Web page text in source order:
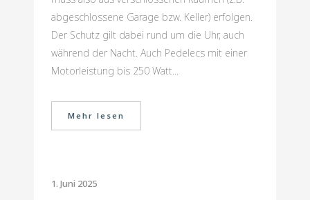
abgeschlossene Garage bzw. Keller) erfolgen.
Der Schutz gilt dabei rund um die Uhr, auch
während der Nacht. Auch Pedelecs mit einer
Motorleistung bis 250 Watt...
Mehr lesen
1. Juni 2025